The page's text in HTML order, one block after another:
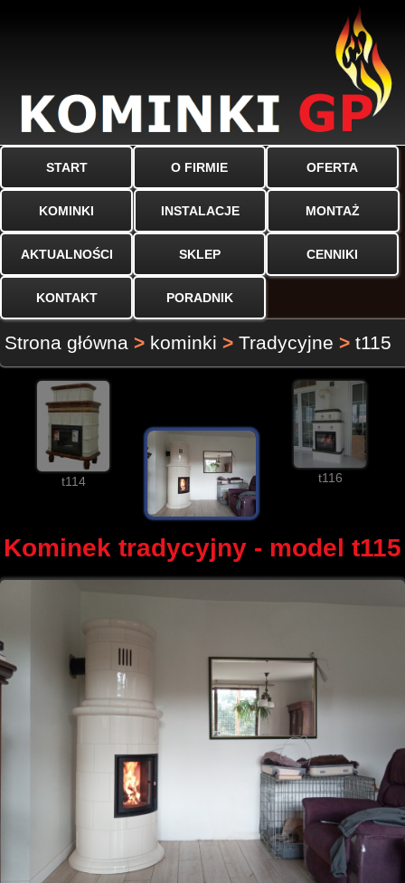
START O FIRMIE OFERTA
KOMINKI INSTALACJE MONTAŻ
AKTUALNOŚCI SKLEP CENNIKI
KONTAKT PORADNIK
Strona główna > kominki > Tradycyjne > t115
t114 t116
Kominek tradycyjny - model t115